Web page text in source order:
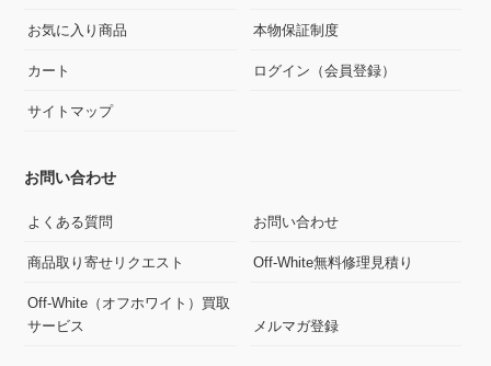
お気に入り商品 本物保証制度
カート ログイン（会員登録）
サイトマップ
お問い合わせ
よくある質問 お問い合わせ
商品取り寄せリクエスト Off-White無料修理見積り
Off-White（オフホワイト）買取
サービス
メルマガ登録